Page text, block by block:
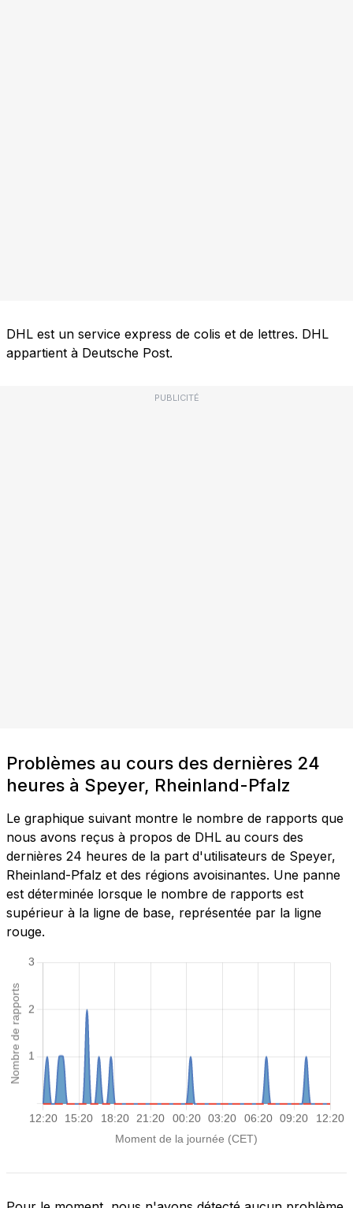
DHL est un service express de colis et de lettres. DHL
appartient à Deutsche Post.
PUBLICITÉ
Problèmes au cours des dernières 24
heures à Speyer, Rheinland-Pfalz
Le graphique suivant montre le nombre de rapports que
nous avons reçus à propos de DHL au cours des
dernières 24 heures de la part d'utilisateurs de Speyer,
Rheinland-Pfalz et des régions avoisinantes. Une panne
est déterminée lorsque le nombre de rapports est
supérieur à la ligne de base, représentée par la ligne
rouge.